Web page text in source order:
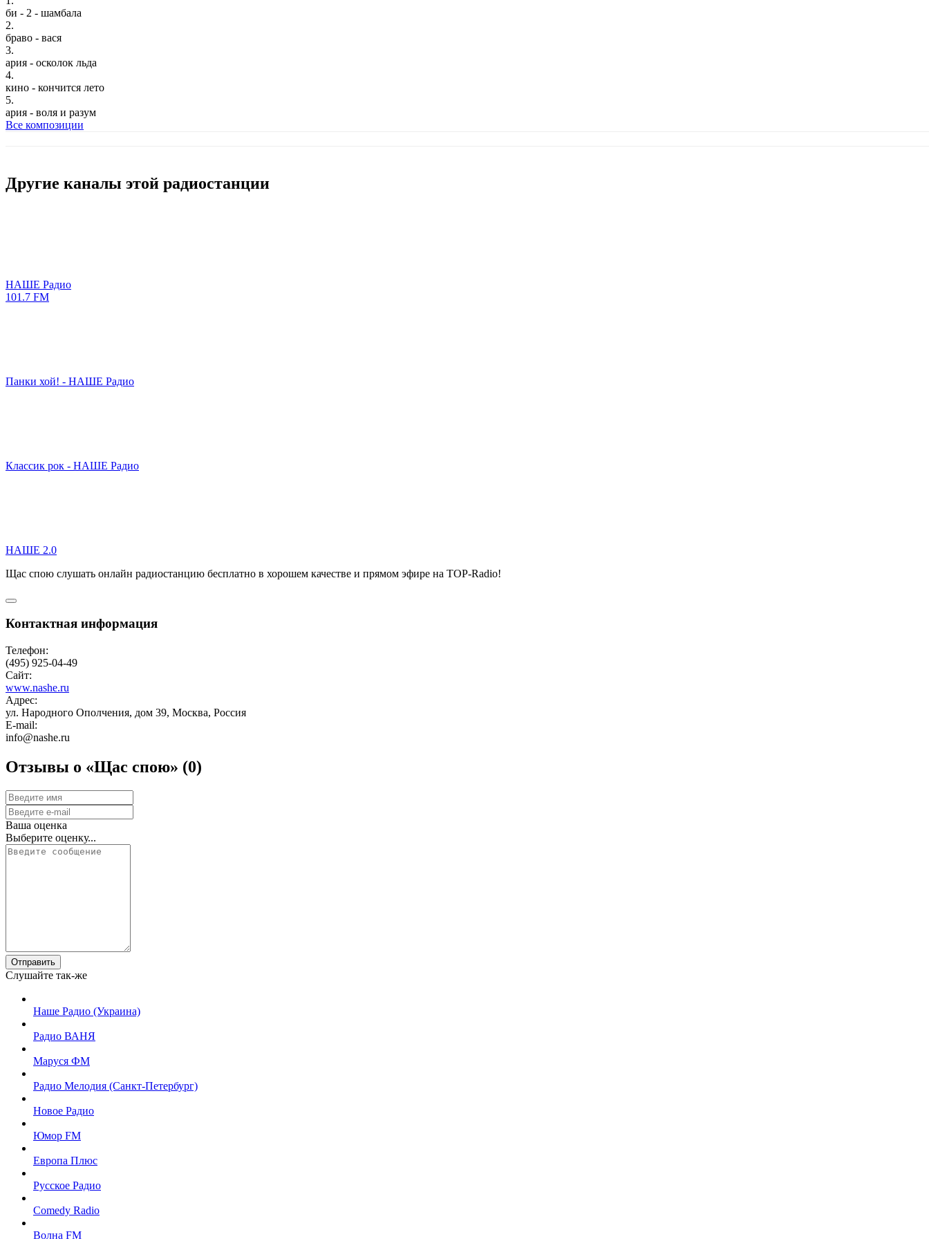
би - 2 - шамбала
2.
браво - вася
3.
ария - осколок льда
4.
кино - кончится лето
5.
ария - воля и разум
Все композиции
Другие каналы этой радиостанции
НАШЕ Радио
101.7 FM
Панки хой! - НАШЕ Радио
Классик рок - НАШЕ Радио
НАШЕ 2.0
Щас спою слушать онлайн радиостанцию бесплатно в хорошем качестве и прямом эфире на TOP-Radio!
Контактная информация
Телефон:
(495) 925-04-49
Сайт:
www.nashe.ru
Адрес:
ул. Народного Ополчения, дом 39, Москва, Россия
E-mail:
info@nashe.ru
Отзывы о «Щас спою» (0)
Ваша оценка
Выберите оценку...
Отправить
Слушайте так-же
Наше Радио (Украина)
Радио ВАНЯ
Маруся ФМ
Радио Мелодия (Санкт-Петербург)
Новое Радио
Юмор FM
Европа Плюс
Русское Радио
Comedy Radio
Волна FM